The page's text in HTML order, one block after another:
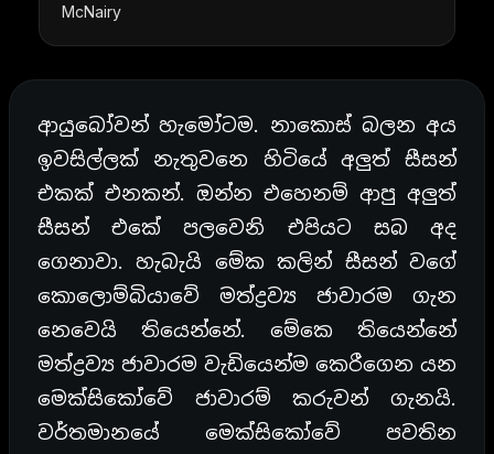
McNairy
ආයුබෝවන් හැමෝටම. නාකොස් බලන අය
ඉවසිල්ලක් නැතුවනෙ හිටියේ අලුත් සීසන්
එකක් එනකන්. ඔන්න එහෙනම් ආපු අලුත්
සීසන් එකේ පලවෙනි එපියට සබ අද
ගෙනාවා. හැබැයි මේක කලින් සීසන් වගේ
කොලොම්බියාවේ මත්ද්‍රව්‍ය ජාවාරම ගැන
නෙවෙයි තියෙන්නේ. මේකෙ තියෙන්නේ
මත්ද්‍රව්‍ය ජාවාරම වැඩියෙන්ම කෙරීගෙන යන
මෙක්සිකෝවේ ජාවාරම් කරුවන් ගැනයි.
වර්තමානයේ මෙක්සිකෝවේ පවතින